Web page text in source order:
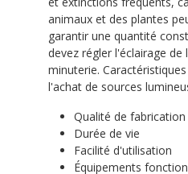
animaux et des plantes
garantir une quantité
devez régler l'éclairage
minuterie.
l'achat de sources
Qualité de fabrication
Durée de vie
Facilité d'utilisation
Équipements